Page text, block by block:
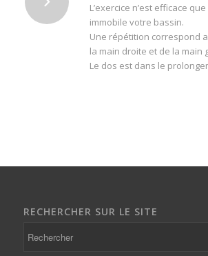
L’exercice n’est efficace
immobile votre bassin.
Une répétition correspond
la main droite et de la main
Le dos est dans le
RECHERCHER SUR LE SITE